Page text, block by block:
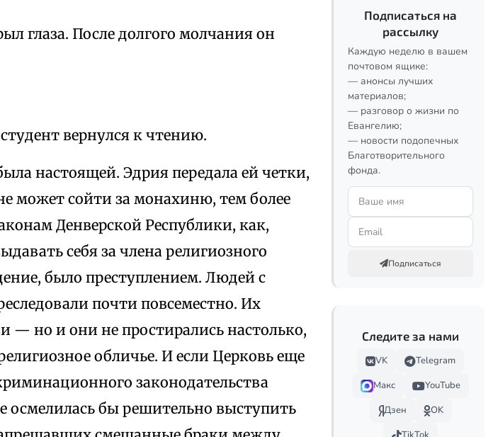
глаза. После долгого молчания он
вернулся к чтению.
настоящей. Эдрия передала ей четки,
может сойти за монахиню, тем более
Денверской Республики, как,
себя за члена религиозного
было преступлением. Людей с
почти повсеместно. Их
— но и они не простирались настолько,
обличье. И если Церковь еще
законодательства
осмелилась бы решительно выступить
Подписаться на
рассылку
Каждую неделю в вашем
почтовом ящике:
— анонсы лучших
материалов;
— разговор о жизни по
Евангелию;
— новости подопечных
Благотворительного
фонда.
Подписаться
Следите за нами
VK
Telegram
Макс
YouTube
Дзен
OK